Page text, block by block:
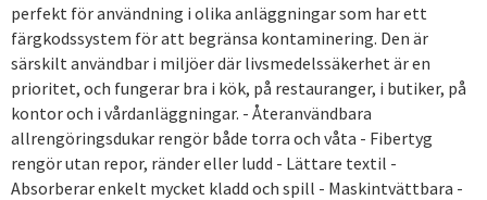
perfekt för användning i olika anläggningar som har ett
färgkodssystem för att begränsa kontaminering. Den är
särskilt användbar i miljöer där livsmedelssäkerhet är en
prioritet, och fungerar bra i kök, på restauranger, i butiker, på
kontor och i vårdanläggningar. - Återanvändbara
allrengöringsdukar rengör både torra och våta - Fibertyg
rengör utan repor, ränder eller ludd - Lättare textil -
Absorberar enkelt mycket kladd och spill - Maskintvättbara -